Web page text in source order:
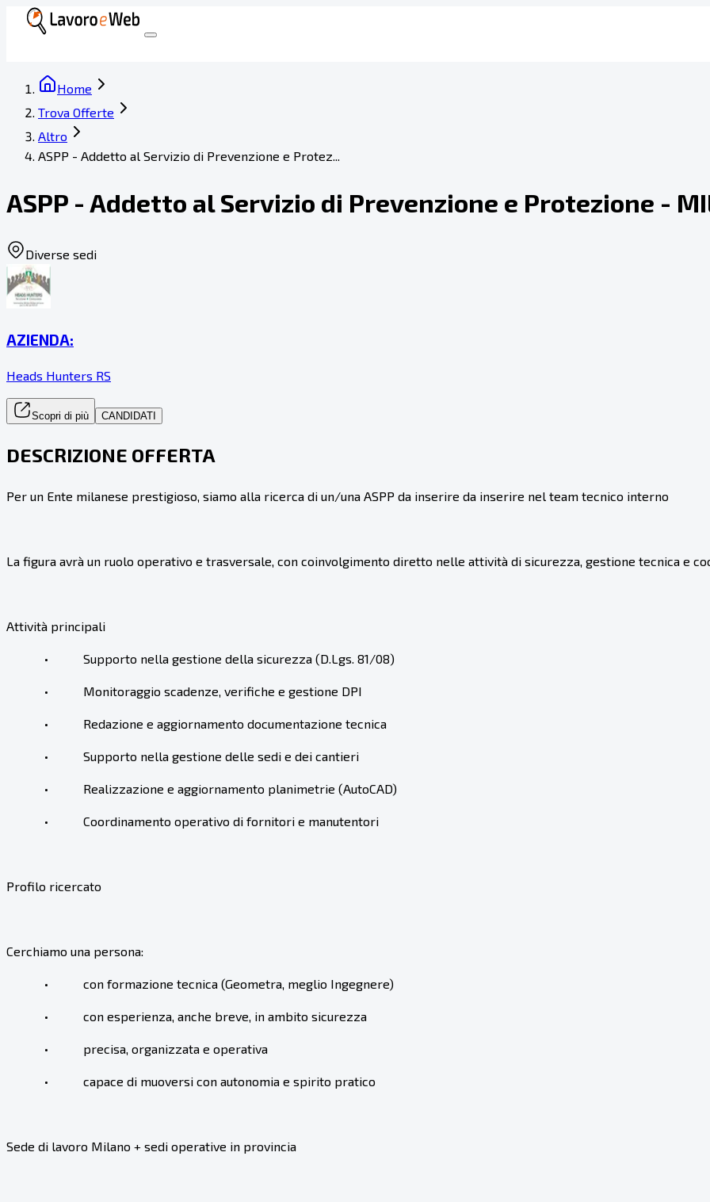
Home
Trova Offerte
Altro
ASPP - Addetto al Servizio di Prevenzione e Protez...
ASPP - Addetto al Servizio di Prevenzione e Protezione -
Diverse sedi
AZIENDA:
Heads Hunters RS
Scopri di più CANDIDATI
DESCRIZIONE OFFERTA
Per un Ente milanese prestigioso, siamo alla ricerca di un/una ASPP da inserire da inserire nel team tecnico interno
La figura avrà un ruolo operativo e trasversale, con coinvolgimento diretto nelle attività di sicurezza, gestione tecnica e
Attività principali
• Supporto nella gestione della sicurezza (D.Lgs. 81/08)
• Monitoraggio scadenze, verifiche e gestione DPI
• Redazione e aggiornamento documentazione tecnica
• Supporto nella gestione delle sedi e dei cantieri
• Realizzazione e aggiornamento planimetrie (AutoCAD)
• Coordinamento operativo di fornitori e manutentori
Profilo ricercato
Cerchiamo una persona:
• con formazione tecnica (Geometra, meglio Ingegnere)
• con esperienza, anche breve, in ambito sicurezza
• precisa, organizzata e operativa
• capace di muoversi con autonomia e spirito pratico
Sede di lavoro Milano + sedi operative in provincia